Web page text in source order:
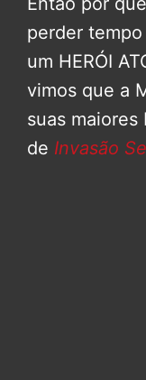
perder
um HERÓI
vimos que a
suas maiores
de Invasão